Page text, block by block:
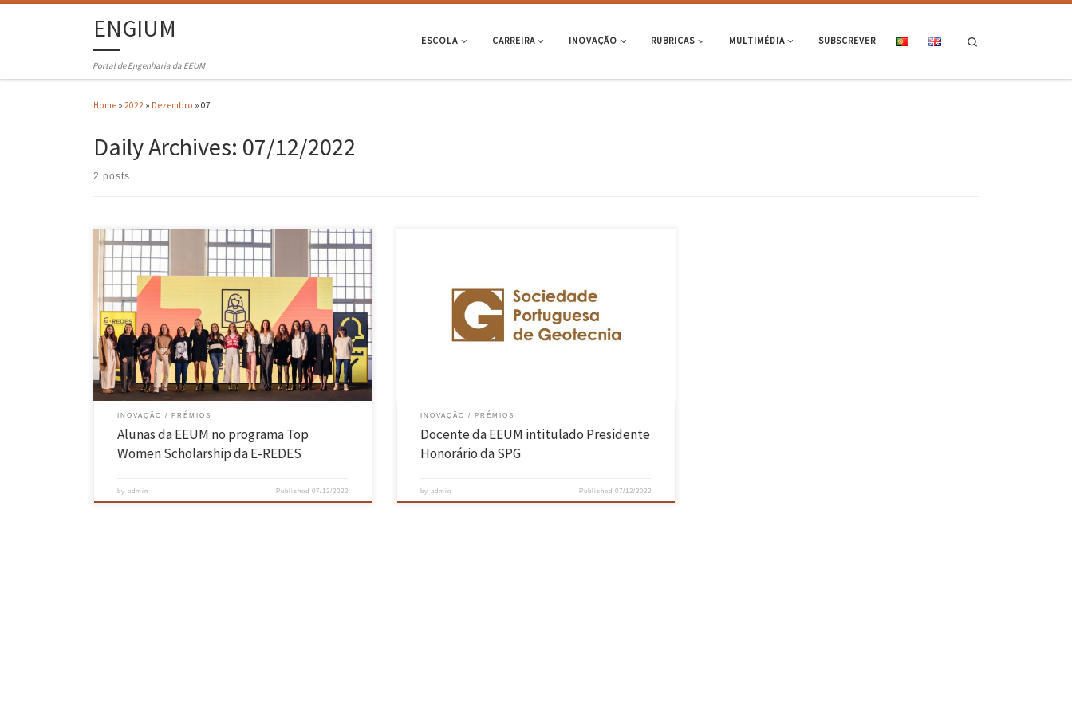
ENGIUM
Portal de Engenharia da EEUM
ESCOLA CARREIRA INOVAÇÃO RUBRICAS MULTIMÉDIA SUBSCREVER
Home » 2022 » Dezembro » 07
Daily Archives: 07/12/2022
2 posts
Beatriz da Silva Simões e Beatriz Silva de Freitas, alunas do mestrado
em Engenharia Eletrónica Industrial e Computadores foram
contempladas com bolsas de mérito atribuídas pelo Programa Top
Women Scholarship da E-REDES. Esta iniciativa da E-REDES visa a
captação de jovens mulheres finalistas de mestrados nas áreas de
Engenharia Eletrotécnica […]
INOVAÇÃO PRÉMIOS
Alunas da EEUM no programa Top
Women Scholarship da E-REDES
byadmin Published 07/12/2022
António Gomes Correia, foi galardoado com o título de Presidente
Honorário da Sociedade Portuguesa de Geotecnia (SPG) na sessão
evocativa dos 50 Anos da SPG, e integrado no programa de
comemorações dos 75 anos do Laboratório Nacional de Engenharia
INOVAÇÃO PRÉMIOS
Docente da EEUM intitulado Presidente
Honorário da SPG
byadmin Published 07/12/2022